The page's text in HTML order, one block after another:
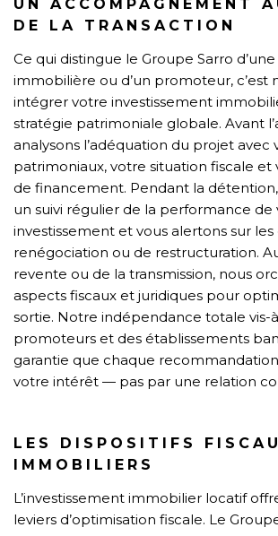
UN ACCOMPAGNEMENT
DE LA TRANSACTION
Ce qui distingue le Groupe Sarro
immobilière ou d’un promoteur, c’est
intégrer votre investissement
stratégie patrimoniale globale. Avant
analysons l’adéquation du projet avec
patrimoniaux, votre situation fiscale et
de financement. Pendant la
un suivi régulier de la performance de
investissement et vous alertons sur
renégociation ou de restructuration.
revente ou de la transmission, nous
aspects fiscaux et juridiques pour
sortie. Notre indépendance totale vis-
promoteurs et des établissements
garantie que chaque
votre intérêt — pas par une relation
LES DISPOSITIFS
IMMOBILIERS
L’investissement immobilier locatif
leviers d’optimisation fiscale. Le